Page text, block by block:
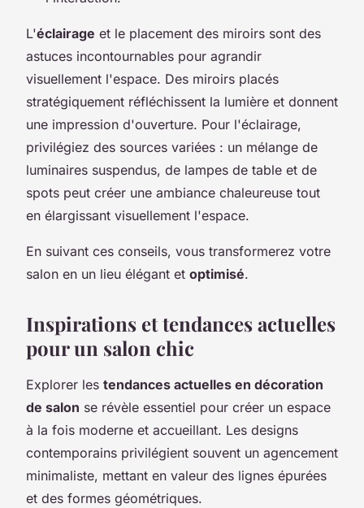
L'éclairage et le placement des miroirs sont des
astuces incontournables pour agrandir
visuellement l'espace. Des miroirs placés
stratégiquement réfléchissent la lumière et donnent
une impression d'ouverture. Pour l'éclairage,
privilégiez des sources variées : un mélange de
luminaires suspendus, de lampes de table et de
spots peut créer une ambiance chaleureuse tout
en élargissant visuellement l'espace.
En suivant ces conseils, vous transformerez votre
salon en un lieu élégant et optimisé.
Inspirations et tendances actuelles
pour un salon chic
Explorer les tendances actuelles en décoration
de salon se révèle essentiel pour créer un espace
à la fois moderne et accueillant. Les designs
contemporains privilégient souvent un agencement
minimaliste, mettant en valeur des lignes épurées
et des formes géométriques.